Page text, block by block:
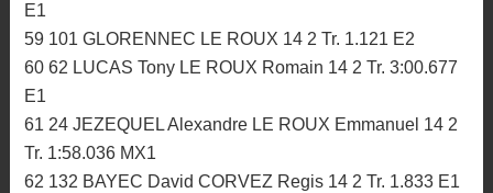
E1
59 101 GLORENNEC LE ROUX 14 2 Tr. 1.121 E2
60 62 LUCAS Tony LE ROUX Romain 14 2 Tr. 3:00.677
E1
61 24 JEZEQUEL Alexandre LE ROUX Emmanuel 14 2
Tr. 1:58.036 MX1
62 132 BAYEC David CORVEZ Regis 14 2 Tr. 1.833 E1